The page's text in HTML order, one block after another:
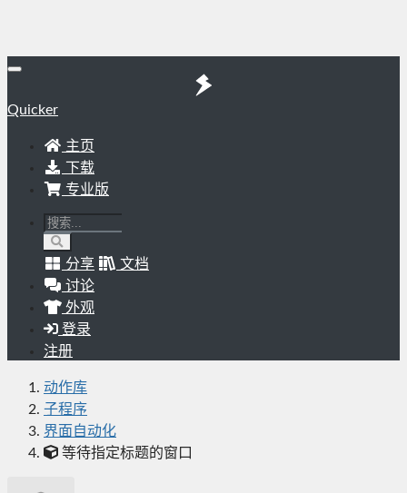
Quicker
主页
下载
专业版
分享
文档
讨论
外观
登录
注册
动作库
子程序
界面自动化
等待指定标题的窗口